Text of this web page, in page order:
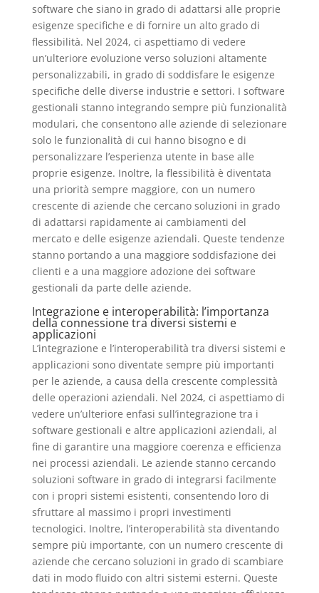
software che siano in grado di adattarsi alle proprie
esigenze specifiche e di fornire un alto grado di
flessibilità. Nel 2024, ci aspettiamo di vedere
un’ulteriore evoluzione verso soluzioni altamente
personalizzabili, in grado di soddisfare le esigenze
specifiche delle diverse industrie e settori. I software
gestionali stanno integrando sempre più funzionalità
modulari, che consentono alle aziende di selezionare
solo le funzionalità di cui hanno bisogno e di
personalizzare l’esperienza utente in base alle
proprie esigenze. Inoltre, la flessibilità è diventata
una priorità sempre maggiore, con un numero
crescente di aziende che cercano soluzioni in grado
di adattarsi rapidamente ai cambiamenti del
mercato e delle esigenze aziendali. Queste tendenze
stanno portando a una maggiore soddisfazione dei
clienti e a una maggiore adozione dei software
gestionali da parte delle aziende.
Integrazione e interoperabilità: l’importanza
della connessione tra diversi sistemi e
applicazioni
L’integrazione e l’interoperabilità tra diversi sistemi e
applicazioni sono diventate sempre più importanti
per le aziende, a causa della crescente complessità
delle operazioni aziendali. Nel 2024, ci aspettiamo di
vedere un’ulteriore enfasi sull’integrazione tra i
software gestionali e altre applicazioni aziendali, al
fine di garantire una maggiore coerenza e efficienza
nei processi aziendali. Le aziende stanno cercando
soluzioni software in grado di integrarsi facilmente
con i propri sistemi esistenti, consentendo loro di
sfruttare al massimo i propri investimenti
tecnologici. Inoltre, l’interoperabilità sta diventando
sempre più importante, con un numero crescente di
aziende che cercano soluzioni in grado di scambiare
dati in modo fluido con altri sistemi esterni. Queste